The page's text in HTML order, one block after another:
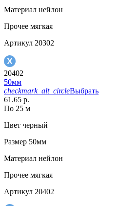
Материал нейлон
Прочее мягкая
Артикул 20302
20402
50мм
checkmark_alt_circleВыбрать
61.65 р.
По 25 м
Цвет черный
Размер 50мм
Материал нейлон
Прочее мягкая
Артикул 20402